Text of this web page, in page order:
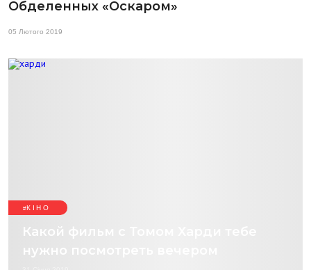
Обделенных «Оскаром»
05 Лютого 2019
КІНО
Какой фильм с Томом Харди тебе
нужно посмотреть вечером